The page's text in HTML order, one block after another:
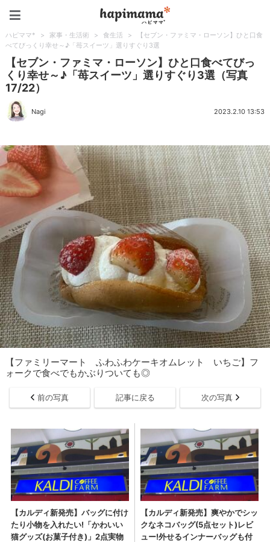
ハピママ* > 家事・生活術 > 食生活 >
【セブン・ファミマ・ローソン】ひと口食
べてびっくり幸せ～♪「苺スイーツ」選りすぐり3選
【セブン・ファミマ・ローソン】ひと口食べてびっ
くり幸せ～♪「苺スイーツ」選りすぐり3選（写真
17/22）
Nagi 2023.2.10 13:53
【ファミリーマート ふわふわケーキオムレット いちご】フ
ォークで食べでもかぶりついても◎
前の写真 記事に戻る 次の写真